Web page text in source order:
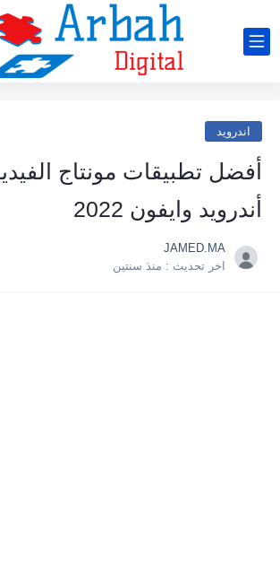
اندرويد
أفضل تطبيقات مونتاج
أندرويد وايفون 2022
JAMED.MA
اخر تحديث : منذ سنتين